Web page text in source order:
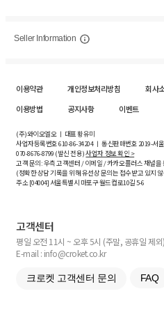
Seller Information
이용약관 개인정보처리방침 회사
이용방법
공지사항 이벤트
(주)와이오엘오 ㅣ 대표 황유미
사업자등록번호610-86-34204ㅣ 통신판매번호 2019-서
070-8676-8799 (발신 전용)사업자 정보 확인 >
고객 문의: 우측 고객센터 / 이메일 / 카카오플러스 채널을
(정확한 상담 기록을 위해 유선상 문의는 접수받고 있지
주소 [04004] 서울특별시 마포구 월드컵로10길5-6
고객센터
평일 오전 11시 ~ 오후 5시 (주말, 공휴일 제외)
E-mail : info@croket.co.kr
크로켓 고객센터 문의 FAQ